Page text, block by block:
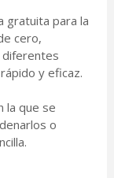
gratuita para la
cero,
y eficaz.
la que se
o